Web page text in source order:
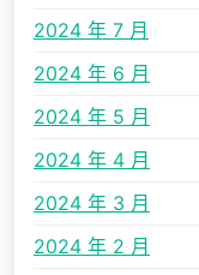
2024 年 7 月
2024 年 6 月
2024 年 5 月
2024 年 4 月
2024 年 3 月
2024 年 2 月